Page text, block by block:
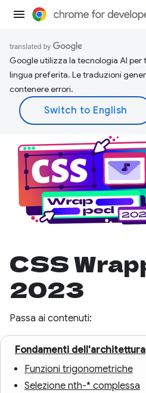
Google utilizza la tecnologia AI per
lingua preferita. Le traduzioni
contenere errori.
CSS
2023
Passa ai contenuti:
Fondamenti dell'architettura
Funzioni trigonometriche
Selezione nth-* complessa